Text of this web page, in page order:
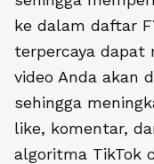
ke dalam daftar
terpercaya dapat
video Anda akan
sehingga
like, komentar,
algoritma TikTok